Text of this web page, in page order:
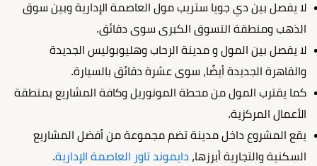
لا يفصل بين دي جويا ستريب مول العاصمة الإدارية وبين سوق
الذهب ومنطقة التسوق الكبرى سوى دقائق.
لا يفصل بين المول و مدينة الرحاب وهليوبوليس الجديدة
والقاهرة الجديدة أيضًا، سوى عشرة دقائق بالسيارة.
كما يقترب المول من محطة المونوريل وكافة المشاريع بمنطقة
الأعمال المركزية.
يقع المشروع داخل مدينة تضم مجموعة من أفضل المشاريع
السكنية والتجارية أبرزها، دايموند تاور العاصمة الإدارية.